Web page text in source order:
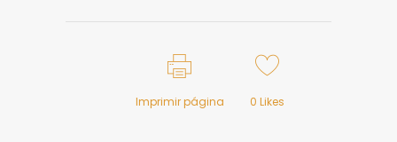
Imprimir página 0 Likes